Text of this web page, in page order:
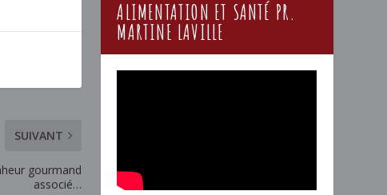
SUIVANT
gourmand
associé…
ALIMENTATION ET SANTÉ PR.
MARTINE LAVILLE